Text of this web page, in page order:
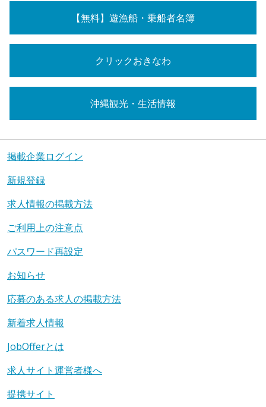
【無料】遊漁船・乗船者名簿
クリックおきなわ
沖縄観光・生活情報
掲載企業ログイン
新規登録
求人情報の掲載方法
ご利用上の注意点
パスワード再設定
お知らせ
応募のある求人の掲載方法
新着求人情報
JobOfferとは
求人サイト運営者様へ
提携サイト